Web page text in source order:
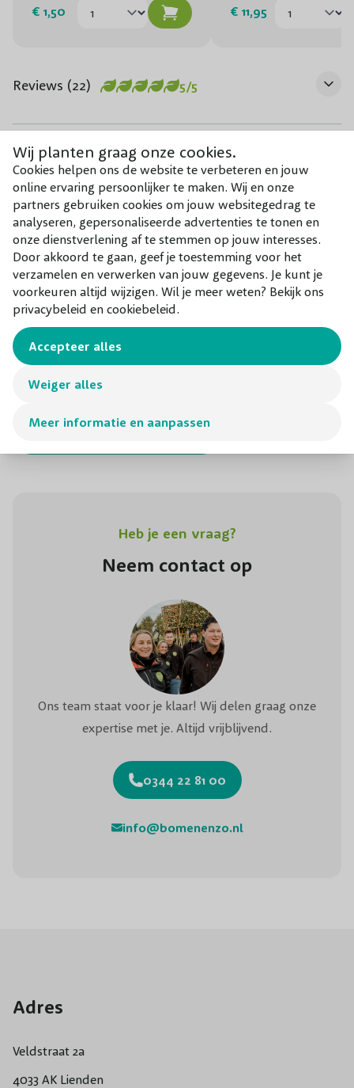
Wij planten graag onze cookies.
Cookies helpen ons de website te verbeteren en jouw
online ervaring persoonlijker te maken. Wij en onze
partners gebruiken cookies om jouw websitegedrag te
analyseren, gepersonaliseerde advertenties te tonen en
onze dienstverlening af te stemmen op jouw interesses.
Door akkoord te gaan, geef je toestemming voor het
verzamelen en verwerken van jouw gegevens. Je kunt je
voorkeuren altijd wijzigen. Wil je meer weten? Bekijk ons
privacybeleid en cookiebeleid.
Meer informatie en aanpassen
Weiger alles
Accepteer alles
€ 1,50 € 11,95
Reviews (22) 5/5
Heb je een vraag?
Neem contact op
Ons team staat voor je klaar! Wij delen graag onze
expertise met je. Altijd vrijblijvend.
0344 22 81 00
info@bomenenzo.nl
Veelgestelde vragen
Goedendag. Ik wil 2 sierappel lei kopen. Hierbij
dan 4 palen. Mijn vraag: worden bij de palen
ook de banden geleverd? Hoor het graag. Met
vriendelijke groet, Sandra van Vliet
Adres
Veldstraat 2a
4033 AK Lienden